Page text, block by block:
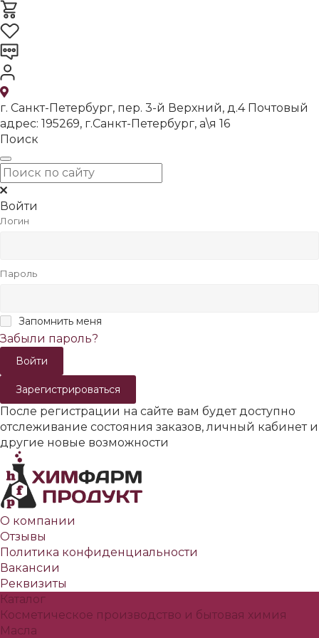
г. Санкт-Петербург, пер. 3-й Верхний, д.4 Почтовый
адрес: 195269, г.Санкт-Петербург, а\я 16
Поиск
Войти
Логин
Пароль
Запомнить меня
Забыли пароль?
Зарегистрироваться
После регистрации на сайте вам будет доступно
отслеживание состояния заказов, личный кабинет и
другие новые возможности
О компании
Отзывы
Политика конфиденциальности
Вакансии
Реквизиты
Каталог
Косметическое производство и бытовая химия
Масла